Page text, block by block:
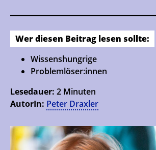
Wer diesen Beitrag lesen sollte:
Wissenshungrige
Problemlöser:innen
Lesedauer: 2 Minuten
AutorIn: Peter Draxler